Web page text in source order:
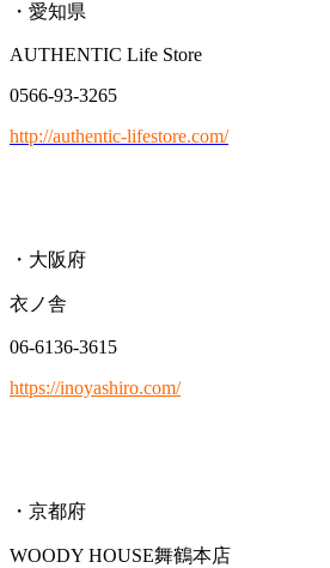
・愛知県
AUTHENTIC Life Store
0566-93-3265
http://authentic-lifestore.com/
・大阪府
衣ノ舎
06-6136-3615
https://inoyashiro.com/
・京都府
WOODY HOUSE舞鶴本店